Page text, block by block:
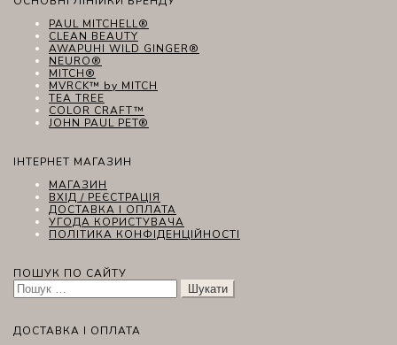
PAUL MITCHELL®
CLEAN BEAUTY
AWAPUHI WILD GINGER®
NEURO®
MITCH®
MVRCK™ by MITCH
TEA TREE
COLOR CRAFT™
JOHN PAUL PET®
ІНТЕРНЕТ МАГАЗИН
МАГАЗИН
ВХІД / РЕЄСТРАЦІЯ
ДОСТАВКА І ОПЛАТА
УГОДА КОРИСТУВАЧА
ПОЛІТИКА КОНФІДЕНЦІЙНОСТІ
ПОШУК ПО САЙТУ
Пошук:
ДОСТАВКА І ОПЛАТА